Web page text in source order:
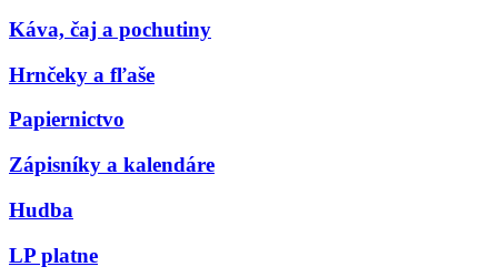
Káva, čaj a pochutiny
Hrnčeky a fľaše
Papiernictvo
Zápisníky a kalendáre
Hudba
LP platne